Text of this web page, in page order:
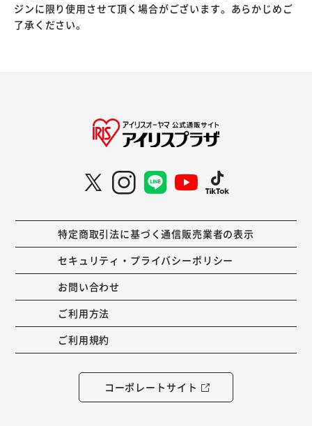
ジンに限り使用させて頂く場合がございます。あらかじめご
了承ください。
特定商取引法に基づく通信販売業者の表示
セキュリティ・プライバシーポリシー
お問い合わせ
ご利用方法
ご利用規約
コーポレートサイト